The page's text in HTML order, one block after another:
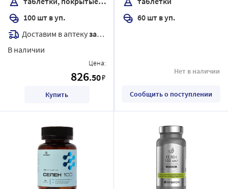
100 шт в уп.
Доставим в аптекузавтра
В наличии
Цена:
826.50₽
Купить
60 шт в уп.
Нет в наличии
Сообщить о поступлении